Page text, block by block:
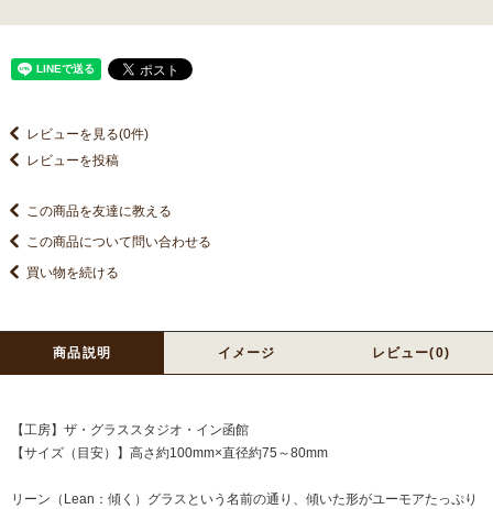
レビューを見る(0件)
レビューを投稿
この商品を友達に教える
この商品について問い合わせる
買い物を続ける
商品説明 イメージ レビュー(0)
【工房】ザ・グラススタジオ・イン函館
【サイズ（目安）】高さ約100mm×直径約75～80mm
リーン（Lean：傾く）グラスという名前の通り、傾いた形がユーモアたっぷり